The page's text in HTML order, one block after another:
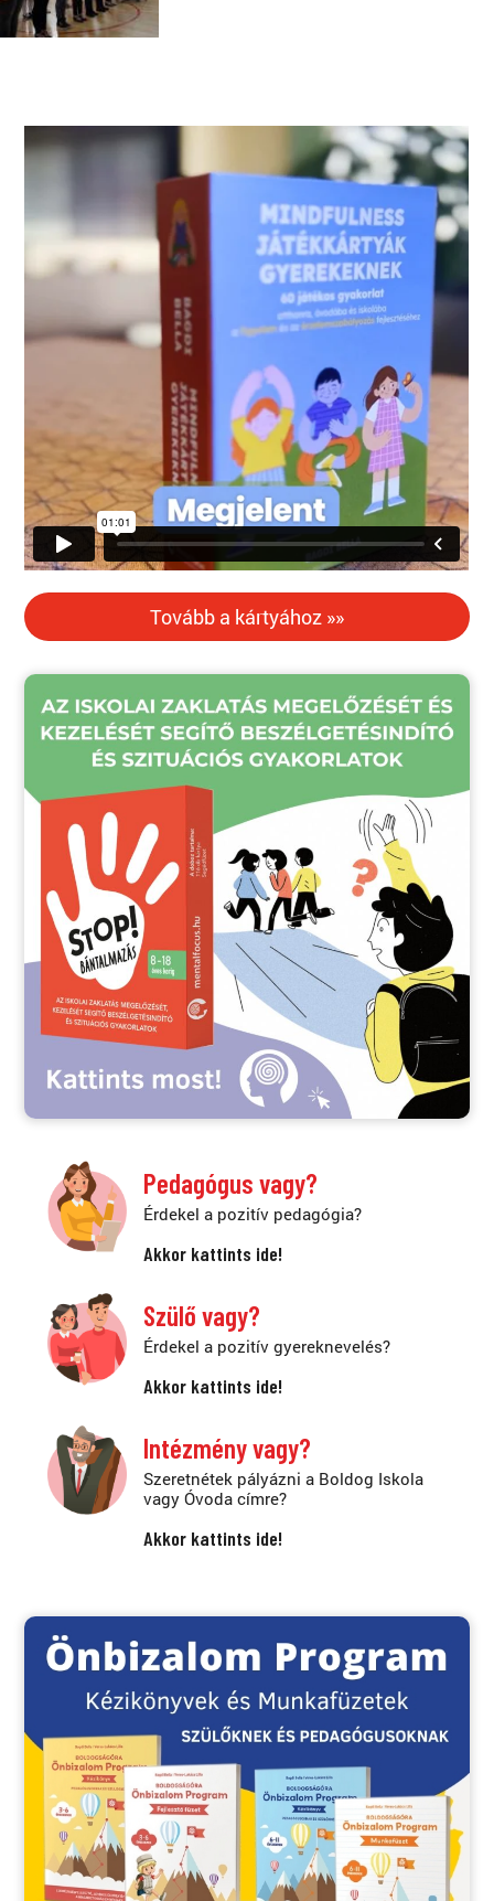
Tovább a kártyához »»
Pedagógus vagy?
Érdekel a pozitív pedagógia?
Akkor kattints ide!
Szülő vagy?
Érdekel a pozitív gyereknevelés?
Akkor kattints ide!
Intézmény vagy?
Szeretnétek pályázni a Boldog Iskola
vagy Óvoda címre?
Akkor kattints ide!